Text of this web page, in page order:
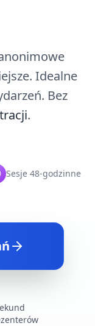
Idealne
Bez
.
Sesje 48-godzinne